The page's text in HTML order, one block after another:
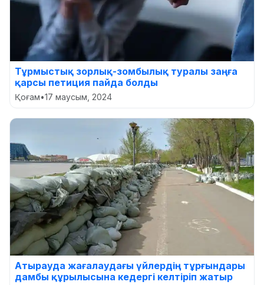
Тұрмыстық зорлық-зомбылық туралы заңға
қарсы петиция пайда болды
Қоғам•17 маусым, 2024
Атырауда жағалаудағы үйлердің тұрғындары
дамбы құрылысына кедергі келтіріп жатыр